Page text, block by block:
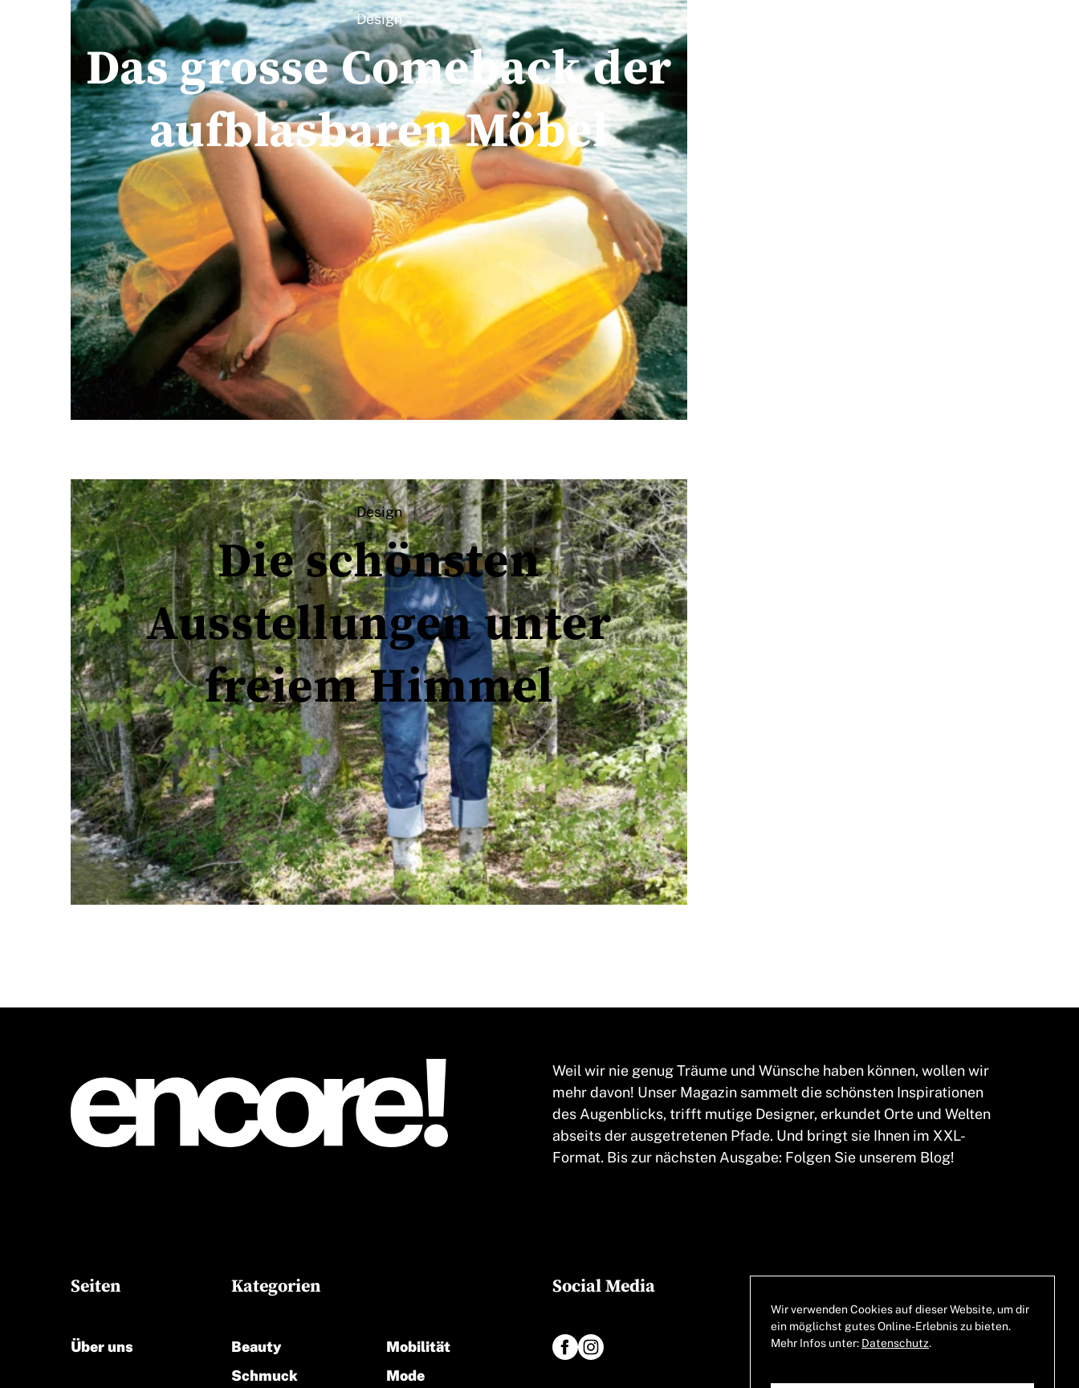
Design
Das grosse Comeback der
aufblasbaren Möbel
Design
Die schönsten
Ausstellungen unter
freiem Himmel
Weil wir nie genug Träume und Wünsche haben können, wollen wir
mehr davon! Unser Magazin sammelt die schönsten Inspirationen
des Augenblicks, trifft mutige Designer, erkundet Orte und Welten
abseits der ausgetretenen Pfade. Und bringt sie Ihnen im XXL-
Format. Bis zur nächsten Ausgabe: Folgen Sie unserem Blog!
Seiten
Über uns
Kategorien
Beauty
Schmuck
Mobilität
Mode
Social Media
Geschäftsbedingungen
Impressum
Wir verwenden Cookies auf dieser Website, um dir
ein möglichst gutes Online-Erlebnis zu bieten.
Mehr Infos unter: Datenschutz.